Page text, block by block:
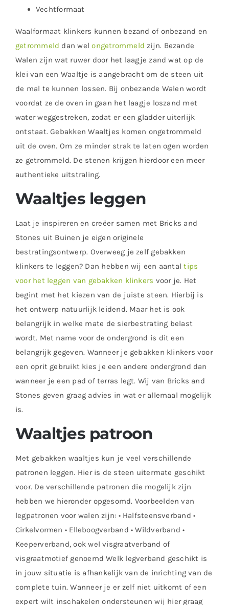
Vechtformaat
Waalformaat klinkers kunnen bezand of onbezand en
getrommeld dan welongetrommeld zijn. Bezande
Walen zijn wat ruwer door het laagje zand wat op de
klei van een Waaltje is aangebracht om de steen uit
de mal te kunnen lossen. Bij onbezande Walen wordt
voordat ze de oven in gaan het laagje loszand met
water weggestreken, zodat er een gladder uiterlijk
ontstaat. Gebakken Waaltjes komen ongetrommeld
uit de oven. Om ze minder strak te laten ogen worden
ze getrommeld. De stenen krijgen hierdoor een meer
authentieke uitstraling.
Waaltjes leggen
Laat je inspireren en creëer samen met Bricks and
Stones uit Buinen je eigen originele
bestratingsontwerp. Overweeg je zelf gebakken
klinkers te leggen? Dan hebben wij een aantaltips
voor het leggen van gebakken klinkers voor je. Het
begint met het kiezen van de juiste steen. Hierbij is
het ontwerp natuurlijk leidend. Maar het is ook
belangrijk in welke mate de sierbestrating belast
wordt. Met name voor de ondergrond is dit een
belangrijk gegeven. Wanneer je gebakken klinkers voor
een oprit gebruikt kies je een andere ondergrond dan
wanneer je een pad of terras legt. Wij van Bricks and
Stones geven graag advies in wat er allemaal mogelijk
is.
Waaltjes patroon
Met gebakken waaltjes kun je veel verschillende
patronen leggen. Hier is de steen uitermate geschikt
voor. De verschillende patronen die mogelijk zijn
hebben we hieronder opgesomd. Voorbeelden van
legpatronen voor walen zijn: • Halfsteensverband •
Cirkelvormen • Elleboogverband • Wildverband •
Keeperverband, ook wel visgraatverband of
visgraatmotief genoemd Welk legverband geschikt is
in jouw situatie is afhankelijk van de inrichting van de
complete tuin. Wanneer je er zelf niet uitkomt of een
expert wilt inschakelen ondersteunen wij hier graag